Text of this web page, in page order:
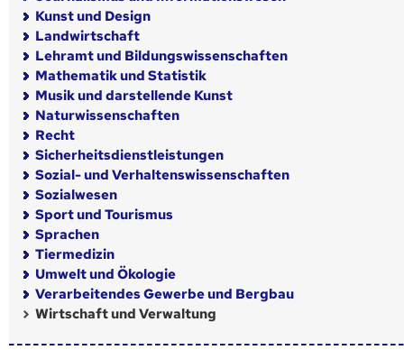
Kunst und Design
Landwirtschaft
Lehramt und Bildungswissenschaften
Mathematik und Statistik
Musik und darstellende Kunst
Naturwissenschaften
Recht
Sicherheitsdienstleistungen
Sozial- und Verhaltenswissenschaften
Sozialwesen
Sport und Tourismus
Sprachen
Tiermedizin
Umwelt und Ökologie
Verarbeitendes Gewerbe und Bergbau
Wirtschaft und Verwaltung